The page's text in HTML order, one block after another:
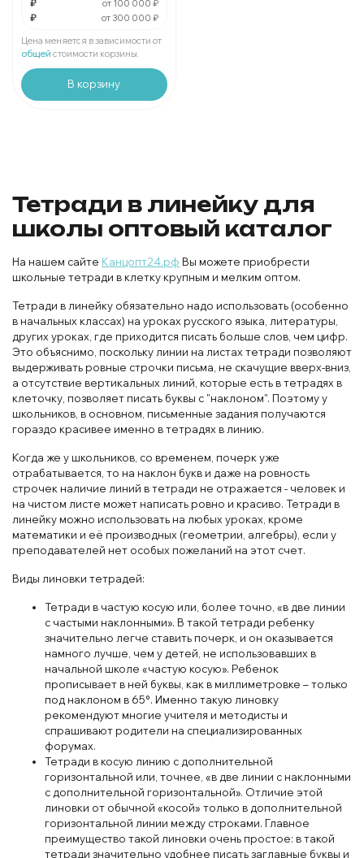
За:
В упаковке
₽ от 100 000 ₽
₽
от 300 000 ₽
Цена меняется в зависимости от
общей стоимости корзины.
В корзину
Тетради в линейку для
школы оптовый каталог
На нашем сайте Канцопт24.рф Вы можете приобрести
школьные тетради в клетку крупным и мелким оптом.
Тетради в линейку обязательно надо использовать (особенно
в начальных классах) на уроках русского языка, литературы,
других уроках, где приходится писать больше слов, чем цифр.
Это объяснимо, поскольку линии на листах тетради позволяют
выдерживать ровные строчки письма, не скачущие вверх-вниз,
а отсутствие вертикальных линий, которые есть в тетрадях в
клеточку, позволяет писать буквы с "наклоном". Поэтому у
школьников, в основном, письменные задания получаются
гораздо красивее именно в тетрадях в линию.
Когда же у школьников, со временем, почерк уже
отрабатывается, то на наклон букв и даже на ровность
строчек наличие линий в тетради не отражается - человек и
на чистом листе может написать ровно и красиво. Тетради в
линейку можно использовать на любых уроках, кроме
математики и её производных (геометрии, алгебры), если у
преподавателей нет особых пожеланий на этот счет.
Виды линовки тетрадей:
Тетради в частую косую или, более точно, «в две линии
с частыми наклонными». В такой тетради ребенку
значительно легче ставить почерк, и он оказывается
намного лучше, чем у детей, не использовавших в
начальной школе «частую косую». Ребенок
прописывает в ней буквы, как в миллиметровке – только
под наклоном в 65°. Именно такую линовку
рекомендуют многие учителя и методисты и
спрашивают родители на специализированных
форумах.
Тетради в косую линию с дополнительной
горизонтальной или, точнее, «в две линии с наклонными
с дополнительной горизонтальной». Отличие этой
линовки от обычной «косой» только в дополнительной
горизонтальной линии между строками. Главное
преимущество такой линовки очень простое: в такой
тетради значительно удобнее писать заглавные буквы и